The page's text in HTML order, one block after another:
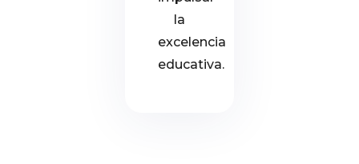
la
excelencia
educativa.